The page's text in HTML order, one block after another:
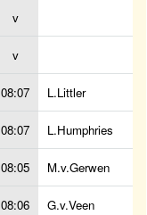
v
v
08:07 L.Littler
08:07 L.Humphries
08:05 M.v.Gerwen
08:06 G.v.Veen